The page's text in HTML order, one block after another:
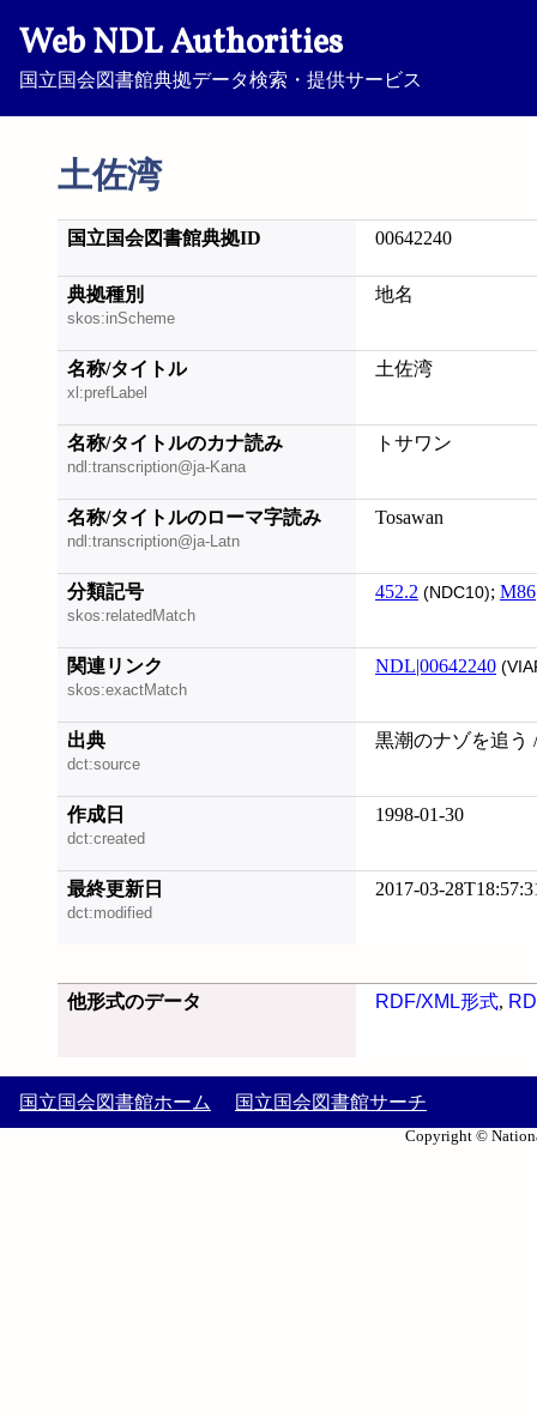
Web NDL Authorities
国立国会図書館典拠データ検索・提供サービス
土佐湾
国立国会図書館典拠ID 00642240
典拠種別
skos:inScheme
地名
名称/タイトル
xl:prefLabel
土佐湾
名称/タイトルのカナ読み
ndl:transcription@ja-Kana
トサワン
名称/タイトルのローマ字読み
ndl:transcription@ja-Latn
Tosawan
分類記号
skos:relatedMatch
452.2 (NDC10); M86
関連リンク
skos:exactMatch
NDL|00642240
出典
dct:source
黒潮のナゾを追う
作成日
dct:created
1998-01-30
最終更新日
dct:modified
2017-03-
他形式のデータ RDF/XML形式,
国立国会図書館ホーム 国立国会図書館サーチ
Copyright ©